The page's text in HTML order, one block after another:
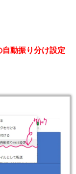
自動振り分け設定